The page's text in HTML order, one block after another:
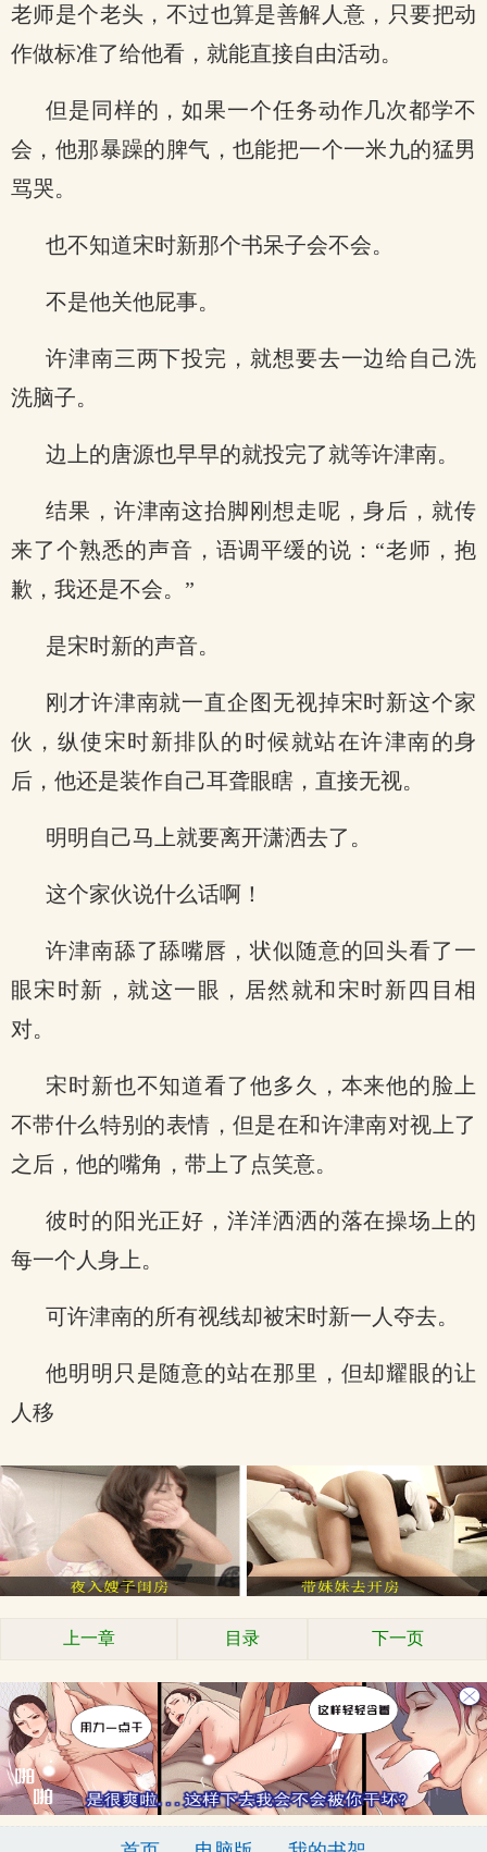
老师是个老头，不过也算是善解人意，只要把动
作做标准了给他看，就能直接自由活动。
但是同样的，如果一个任务动作几次都学不
会，他那暴躁的脾气，也能把一个一米九的猛男
骂哭。
也不知道宋时新那个书呆子会不会。
不是他关他屁事。
许津南三两下投完，就想要去一边给自己洗
洗脑子。
边上的唐源也早早的就投完了就等许津南。
结果，许津南这抬脚刚想走呢，身后，就传
来了个熟悉的声音，语调平缓的说：“老师，抱
歉，我还是不会。”
是宋时新的声音。
刚才许津南就一直企图无视掉宋时新这个家
伙，纵使宋时新排队的时候就站在许津南的身
后，他还是装作自己耳聋眼瞎，直接无视。
明明自己马上就要离开潇洒去了。
这个家伙说什么话啊！
许津南舔了舔嘴唇，状似随意的回头看了一
眼宋时新，就这一眼，居然就和宋时新四目相
对。
宋时新也不知道看了他多久，本来他的脸上
不带什么特别的表情，但是在和许津南对视上了
之后，他的嘴角，带上了点笑意。
彼时的阳光正好，洋洋洒洒的落在操场上的
每一个人身上。
可许津南的所有视线却被宋时新一人夺去。
他明明只是随意的站在那里，但却耀眼的让
人移
上一章 目录 下一页